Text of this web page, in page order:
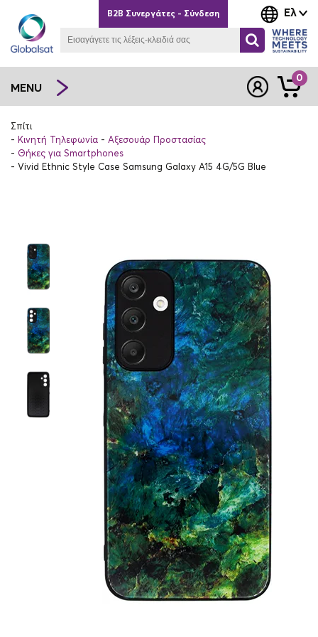
Ελ
B2B Συνεργάτες - Σύνδεση
MENU
0
Σπίτι
Κινητή Τηλεφωνία
Αξεσουάρ Προστασίας
Θήκες για Smartphones
Vivid Ethnic Style Case Samsung Galaxy A15 4G/5G Blue